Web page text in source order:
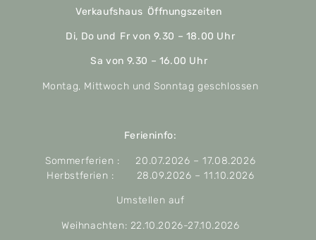
Verkaufshaus Öffnungszeiten
Di, Do und Fr von 9.30 – 18.00 Uhr
Sa von 9.30 – 16.00 Uhr
Montag, Mittwoch und Sonntag geschlossen
Ferieninfo:
Sommerferien : 20.07.2026 – 17.08.2026
Herbstferien : 28.09.2026 – 11.10.2026
Umstellen auf
Weihnachten: 22.10.2026-27.10.2026